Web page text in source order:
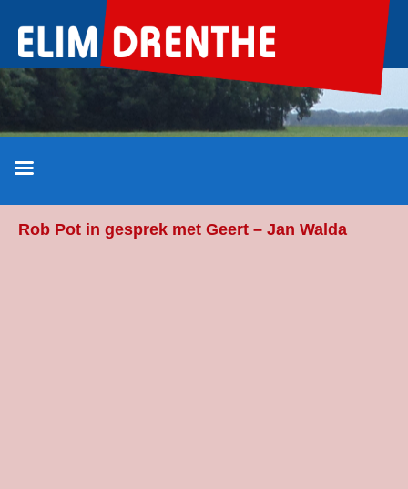
naar
inhoud
Rob Pot in gesprek met Geert – Jan Walda